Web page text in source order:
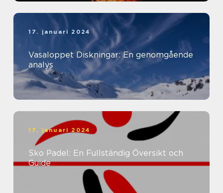
17. januari 2024
Vasaloppet Diskningar: En genomgående
analys
17. januari 2024
Sko Padel: En Fullständig Översikt och
Guide